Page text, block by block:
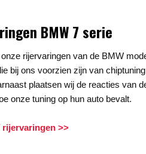
BMW 7 serie
rijervaringen van de BMW
bij ons voorzien zijn van
plaatsen wij de reacties van
onze tuning op hun auto bevalt.
rijervaringen >>